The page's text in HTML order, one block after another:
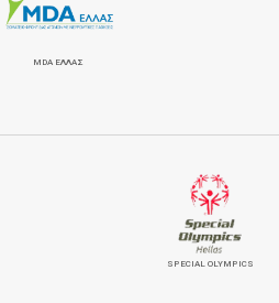
MDA ΕΛΛΑΣ
SPECIAL OLYMPICS